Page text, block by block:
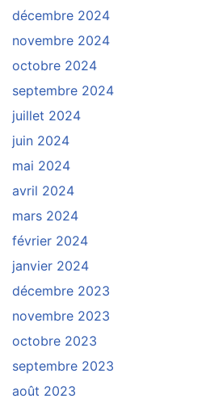
décembre 2024
novembre 2024
octobre 2024
septembre 2024
juillet 2024
juin 2024
mai 2024
avril 2024
mars 2024
février 2024
janvier 2024
décembre 2023
novembre 2023
octobre 2023
septembre 2023
août 2023